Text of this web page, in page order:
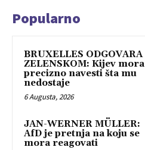
Popularno
BRUXELLES ODGOVARA
ZELENSKOM: Kijev mora
precizno navesti šta mu
nedostaje
6 Augusta, 2026
JAN-WERNER MÜLLER:
AfD je pretnja na koju se
mora reagovati